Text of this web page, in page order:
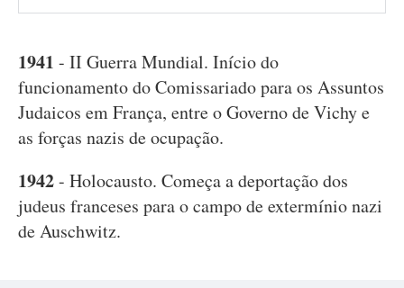
1941 - II Guerra Mundial. Início do
funcionamento do Comissariado para os Assuntos
Judaicos em França, entre o Governo de Vichy e
as forças nazis de ocupação.
1942- Holocausto. Começa a deportação dos
judeus franceses para o campo de extermínio nazi
de Auschwitz.